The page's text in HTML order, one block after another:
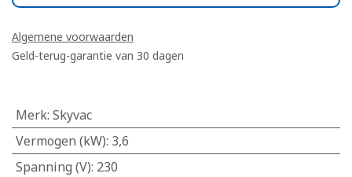
Algemene voorwaarden
Geld-terug-garantie van 30 dagen
Merk: Skyvac
Vermogen (kW): 3,6
Spanning (V): 230